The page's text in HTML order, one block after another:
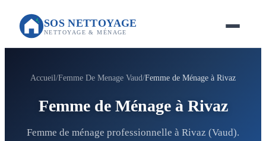
SOS NETTOYAGE
NETTOYAGE & MÉNAGE
Accueil Femme De Menage Vaud Femme de Ménage à Rivaz
Femme de Ménage à Rivaz
Femme de ménage professionnelle à Rivaz (Vaud).